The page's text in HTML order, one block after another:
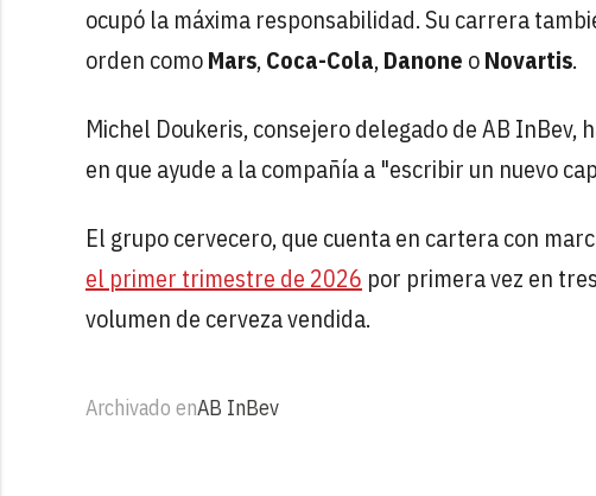
ocupó la máxima responsabilidad. Su carrera
orden comoMars,Coca-Cola,Danone oNovartis.
Michel Doukeris, consejero delegado de AB
en que ayude a la compañía a "escribir un nuevo
El grupo cervecero, que cuenta en cartera con
el primer trimestre de 2026 por primera vez en
volumen de cerveza vendida.
Archivado enAB InBev